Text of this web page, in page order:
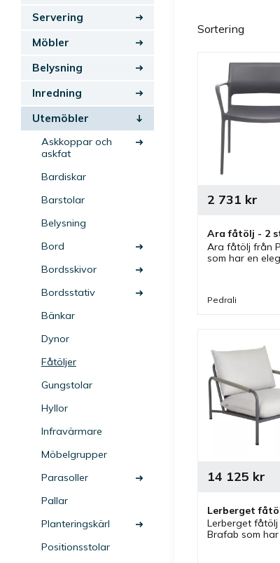
Välj sortering
Ara fåtölj - 2
Ara fåtölj från
som har en
miljöer både
2 731 kr
Pedrali
Lerberget
Lerberget
Brafab som har
14 125 kr
Servering
Möbler
Belysning
Inredning
Utemöbler
Askkoppar och
askfat
Bardiskar
Barstolar
Belysning
Bord
Bordsskivor
Bordsstativ
Bänkar
Dynor
Fåtöljer
Gungstolar
Hyllor
Infravärmare
Möbelgrupper
Parasoller
Pallar
Planteringskärl
Positionsstolar